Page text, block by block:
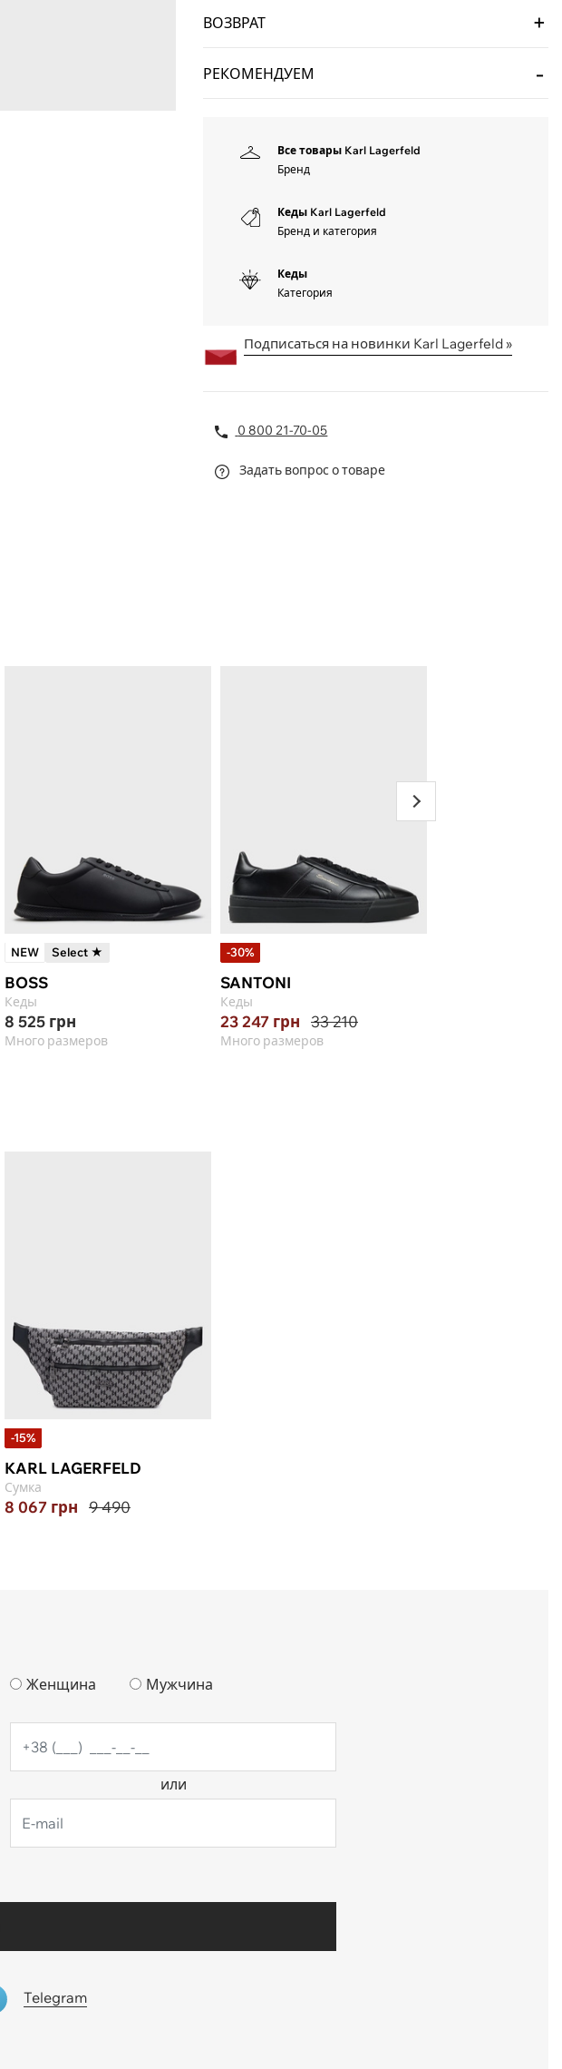
ВОЗВРАТ
РЕКОМЕНДУЕМ
Все товары Karl Lagerfeld
Бренд
Кеды Karl Lagerfeld
Бренд и категория
Кеды
Категория
Подписаться на новинки Karl Lagerfeld »
0 800 21-70-05
Задать вопрос о товаре
NEW Select ★
BOSS
Кеды
8 525 грн
Много размеров
-30%
SANTONI
Кеды
23 247 грн 33 210
Много размеров
-15%
KARL LAGERFELD
Сумка
8 067 грн 9 490
Женщина Мужчина
или
Telegram